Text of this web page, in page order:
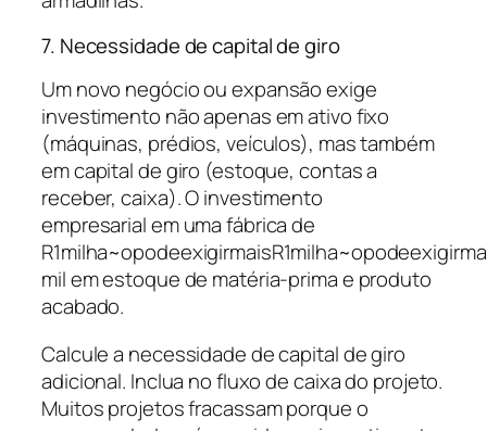
7. Necessidade de capital de giro
Um novo negócio ou expansão exige
investimento não apenas em ativo fixo
(máquinas, prédios, veículos), mas também
em capital de giro (estoque, contas a
receber, caixa). O investimento
empresarial em uma fábrica de
mil em estoque de matéria-prima e produto
acabado.
Calcule a necessidade de capital de giro
adicional. Inclua no fluxo de caixa do projeto.
Muitos projetos fracassam porque o